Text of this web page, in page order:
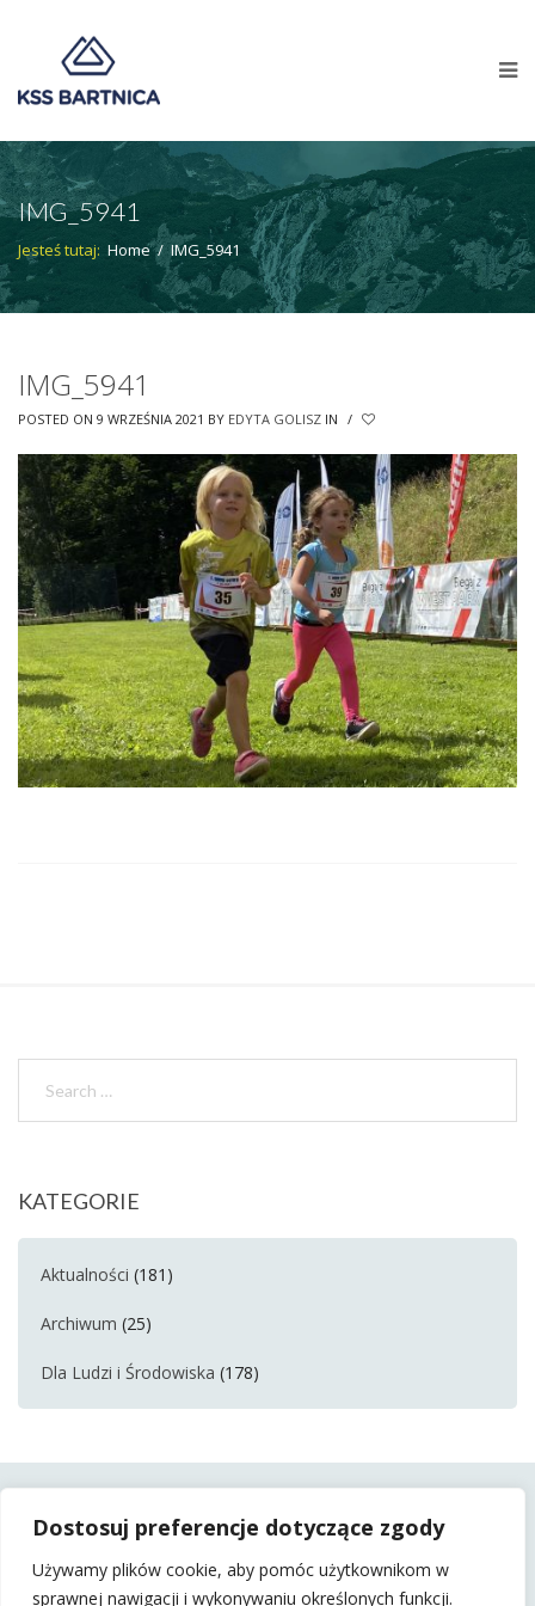
Dostosuj preferencje dotyczące zgody
Używamy plików cookie, aby pomóc użytkownikom w
sprawnej nawigacji i wykonywaniu określonych funkcji.
IMG_5941
Jesteś tutaj: Home / IMG_5941
IMG_5941
POSTED ON 9 WRZEŚNIA 2021 BY EDYTA GOLISZ IN /
KATEGORIE
Aktualności (181)
Archiwum (25)
Dla Ludzi i Środowiska (178)